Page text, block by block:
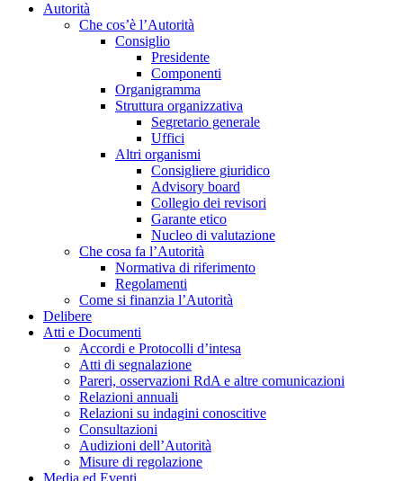
Autorità
Che cos’è l’Autorità
Consiglio
Presidente
Componenti
Organigramma
Struttura organizzativa
Segretario generale
Uffici
Altri organismi
Consigliere giuridico
Advisory board
Collegio dei revisori
Garante etico
Nucleo di valutazione
Che cosa fa l’Autorità
Normativa di riferimento
Regolamenti
Come si finanzia l’Autorità
Delibere
Atti e Documenti
Accordi e Protocolli d’intesa
Atti di segnalazione
Pareri, osservazioni RdA e altre comunicazioni
Relazioni annuali
Relazioni su indagini conoscitive
Consultazioni
Audizioni dell’Autorità
Misure di regolazione
Media ed Eventi